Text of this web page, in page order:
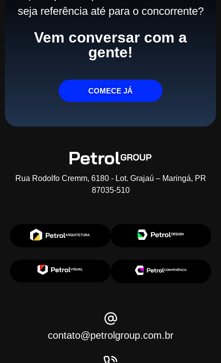
seja referência até para o concorrente?
Vem conversar com a
gente!
COMECE JÁ
Rua Rodolfo Cremm, 6180 - Lot. Grajaú – Maringá, PR
87035-510
contato@petrolgroup.com.br